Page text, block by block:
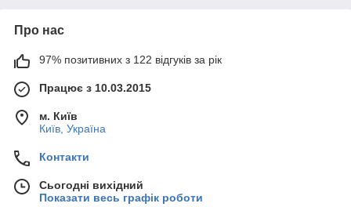
Про нас
97% позитивних з 122 відгуків за рік
Працює з 10.03.2015
м. Київ
Київ, Україна
Контакти
Сьогодні вихідний
Показати весь графік роботи